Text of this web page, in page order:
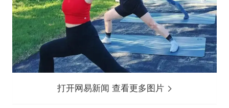
打开网易新闻 查看更多图片